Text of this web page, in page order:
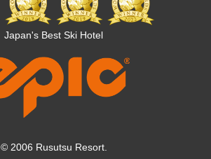
Japan's Best Ski Hotel
© 2006 Rusutsu Resort.